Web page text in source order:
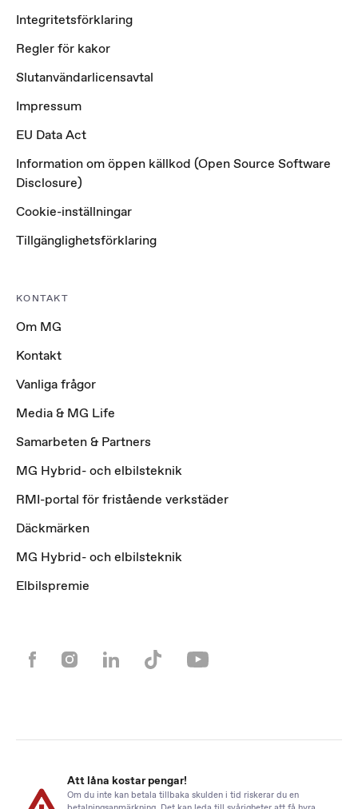
Integritetsförklaring
Regler för kakor
Slutanvändarlicensavtal
Impressum
EU Data Act
Information om öppen källkod (Open Source Software
Disclosure)
Cookie-inställningar
Tillgänglighetsförklaring
KONTAKT
Om MG
Kontakt
Vanliga frågor
Media & MG Life
Samarbeten & Partners
MG Hybrid- och elbilsteknik
RMI-portal för fristående verkstäder
Däckmärken
MG Hybrid- och elbilsteknik
Elbilspremie
Att låna kostar pengar!
Om du inte kan betala tillbaka skulden i tid riskerar du en